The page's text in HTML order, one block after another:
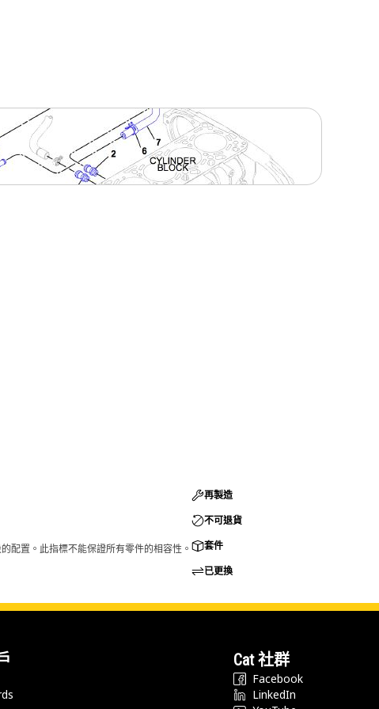
配置。此指標不能保證所有零件的相容性。
再製造
不可退貨
套件
已更換
Cat 社群
Facebook
LinkedIn